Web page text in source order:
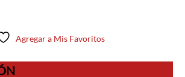
Agregar a Mis Favoritos